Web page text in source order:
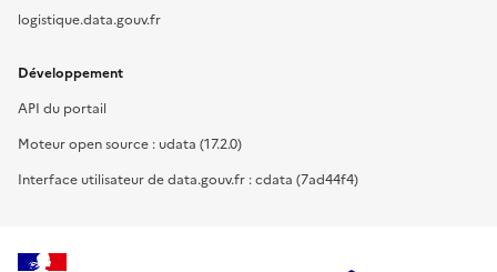
logistique.data.gouv.fr
Développement
API du portail
Moteur open source : udata (17.2.0)
Interface utilisateur de data.gouv.fr : cdata (7ad44f4)